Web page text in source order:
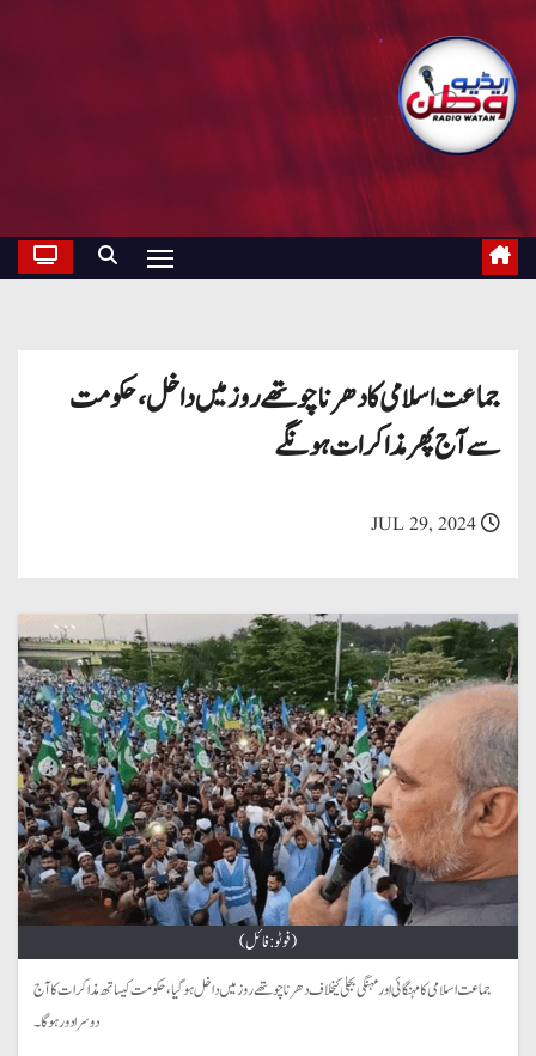
جماعت اسلامی کا دھرنا چوتھے روز میں داخل ، حکومت
سے آج پھر مذاکرات ہونگے
JUL 29, 2024
(فوٹو: فائل)
جماعت اسلامی کا مہنگائی اور مہنگی بجلی کیخلاف دھرنا چوتھے روز میں داخل ہو گیا ، حکومت کیساتھ مذاکرات کا آج
دوسرا دور ہو گا۔